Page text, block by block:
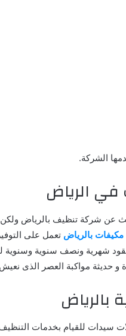
الشركة.
الرياض
عن شركة تنظيف بالرياض ولكن
بالرياض
شهرية ونصف سنوية وسنوية
حديثة مواكبة العصر الذى نعيش
للقيام بخدمات التنظيف